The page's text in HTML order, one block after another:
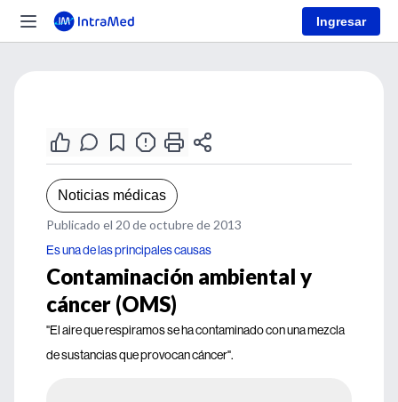
Ingresar
Noticias médicas
Publicado el 20 de octubre de 2013
Es una de las principales causas
Contaminación ambiental y
cáncer (OMS)
"El aire que respiramos se ha contaminado con una mezcla
de sustancias que provocan cáncer".